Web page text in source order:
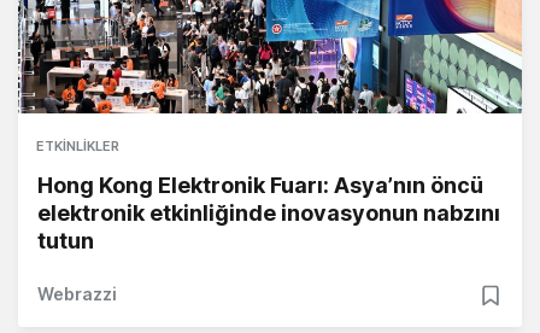
ETKINLIKLER
Hong Kong Elektronik Fuarı: Asya’nın öncü
elektronik etkinliğinde inovasyonun nabzını
tutun
Webrazzi